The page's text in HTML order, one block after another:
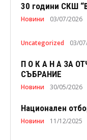
30 години СКШ
Новини 03/07/2026
Uncategorized 03/
П О К А Н А ЗА
СЪБРАНИЕ
Новини 30/05/2026
Национален
Новини 11/12/2025